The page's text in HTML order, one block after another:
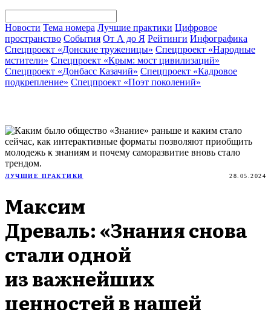
Новости Тема номера Лучшие практики Цифровое
пространство События От А до Я Рейтинги Инфографика
Спецпроект «Донские труженицы» Спецпроект «Народные
мстители» Спецпроект «Крым: мост цивилизаций»
Спецпроект «Донбасс Казачий» Спецпроект «Кадровое
подкрепление» Спецпроект «Поэт поколений»
ЛУЧШИЕ ПРАКТИКИ 28.05.2024
Максим
Древаль: «Знания снова
стали одной
из важнейших
ценностей в нашей